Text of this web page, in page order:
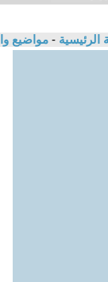
الرئيسية - مواضيع